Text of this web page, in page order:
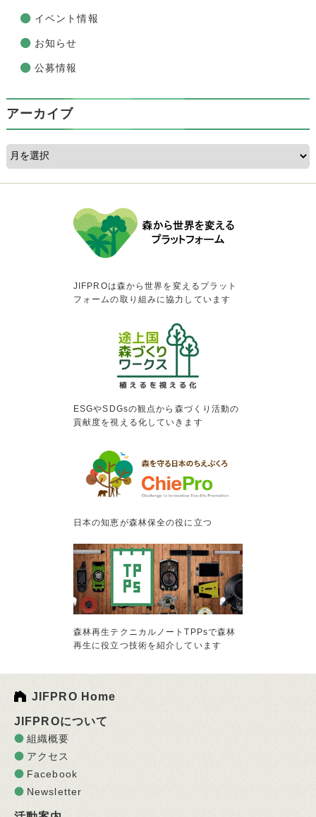
イベント情報
お知らせ
公募情報
アーカイブ
JIFPROは森から世界を変えるプラット
フォームの取り組みに協力しています
ESGやSDGsの観点から森づくり活動の
貢献度を視える化していきます
日本の知恵が森林保全の役に立つ
森林再生テクニカルノートTPPsで森林
再生に役立つ技術を紹介しています
JIFPRO Home
JIFPROについて
組織概要
アクセス
Facebook
Newsletter